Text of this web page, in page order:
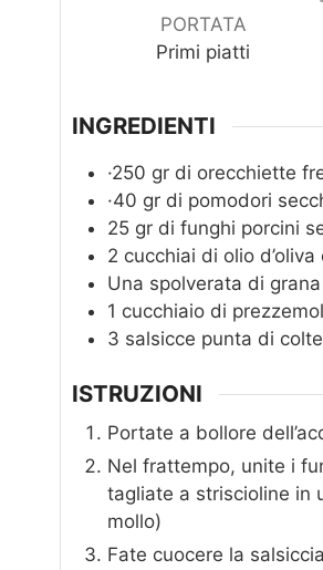
PORTATA
Primi piatti
INGREDIENTI
·250 gr di orecchiette
·40 gr di pomodori
25 gr di funghi porcini
2 cucchiai di olio
Una spolverata di
1 cucchiaio di
3 salsicce punta di
ISTRUZIONI
Portate a bollore
Nel frattempo, unite i
tagliate a striscioline in
mollo)
Fate cuocere la